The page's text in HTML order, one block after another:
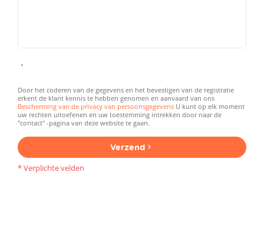
Door het coderen van de gegevens en het bevestigen van de registratie
erkent de klant kennis te hebben genomen en aanvaard van ons
Bescherming van de privacy van persoonsgegevens U kunt op elk moment
uw rechten uitoefenen en uw toestemming intrekken door naar de
"contact" -pagina van deze website te gaan.
Verzend
* Verplichte velden